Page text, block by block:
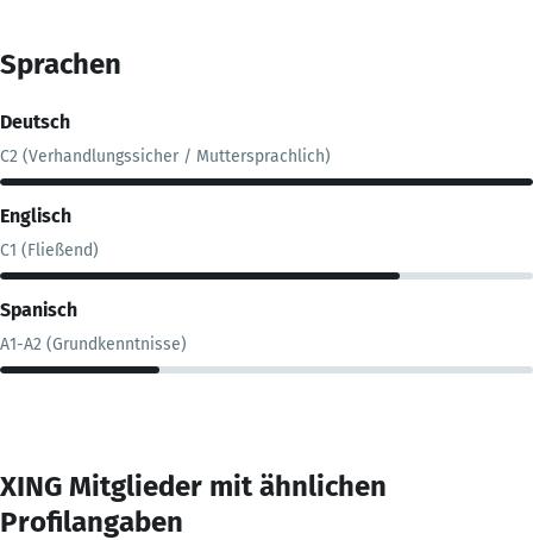
Sprachen
Deutsch
C2 (Verhandlungssicher / Muttersprachlich)
Englisch
C1 (Fließend)
Spanisch
A1-A2 (Grundkenntnisse)
XING Mitglieder mit ähnlichen
Profilangaben